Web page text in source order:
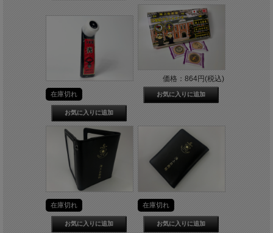
在庫切れ
価格：864円(税込)
在庫切れ 在庫切れ